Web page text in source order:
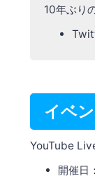
10年ぶり
イベ
YouTube
開催日